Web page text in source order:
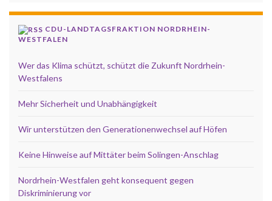
CDU-LANDTAGSFRAKTION NORDRHEIN-
WESTFALEN
Wer das Klima schützt, schützt die Zukunft Nordrhein-
Westfalens
Mehr Sicherheit und Unabhängigkeit
Wir unterstützen den Generationenwechsel auf Höfen
Keine Hinweise auf Mittäter beim Solingen-Anschlag
Nordrhein-Westfalen geht konsequent gegen
Diskriminierung vor